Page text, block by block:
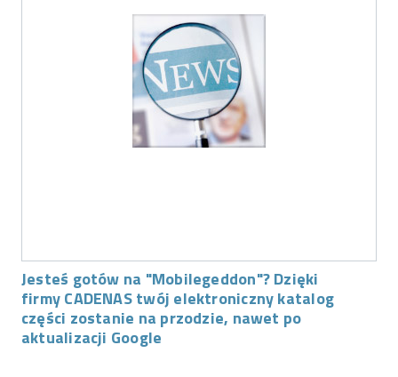
Jesteś gotów na "Mobilegeddon"? Dzięki
firmy CADENAS twój elektroniczny katalog
części zostanie na przodzie, nawet po
aktualizacji Google